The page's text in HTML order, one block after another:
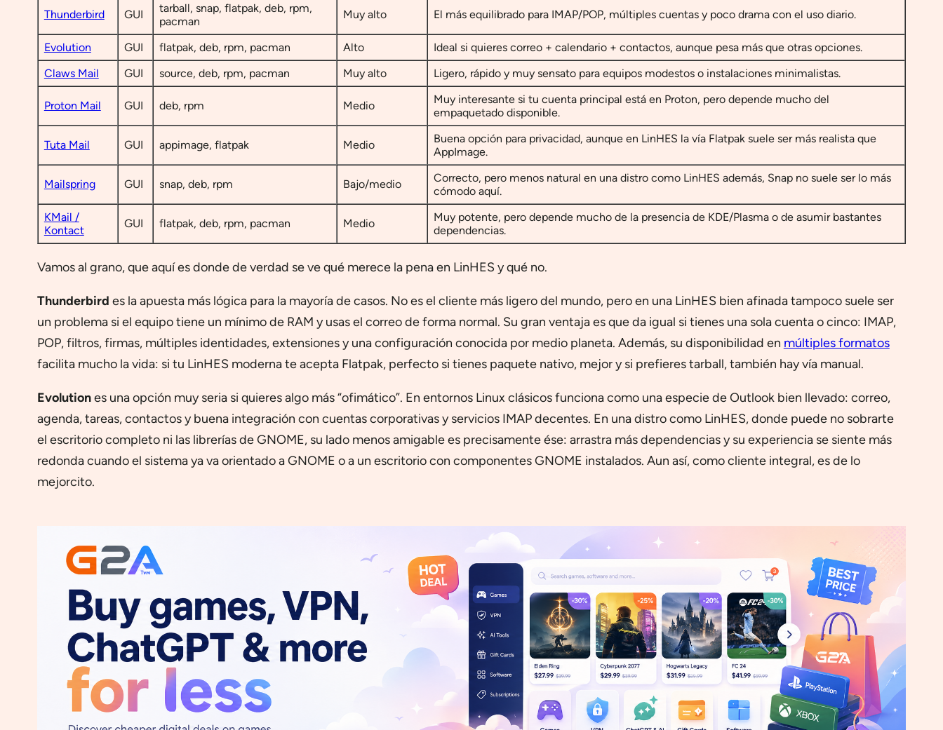
Thunderbird GUI
tarball, snap, flatpak, deb, rpm,
pacman
Muy alto El más equilibrado para IMAP/POP, múltiples cuentas y poco drama con el uso diario.
Evolution GUI flatpak, deb, rpm, pacman Alto
Ideal si quieres correo + calendario + contactos, aunque pesa más que otras opciones.
Claws Mail
GUI source, deb, rpm, pacman Muy alto Ligero, rápido y muy sensato para equipos modestos o instalaciones minimalistas.
Proton Mail GUI deb, rpm Medio
Muy interesante si tu cuenta principal está en Proton, pero depende mucho del
empaquetado disponible.
Tuta Mail GUI appimage, flatpak Medio
Buena opción para privacidad, aunque en LinHES la vía Flatpak suele ser más realista que
AppImage.
Mailspring GUI snap, deb, rpm Bajo/medio
Correcto, pero menos natural en una distro como LinHES además, Snap no suele ser lo más
cómodo aquí.
KMail /
Kontact
GUI flatpak, deb, rpm, pacman Medio
Muy potente, pero depende mucho de la presencia de KDE/Plasma o de asumir bastantes
dependencias.
Vamos al grano, que aquí es donde de verdad se ve qué merece la pena en LinHES y qué no.
Thunderbird es la apuesta más lógica para la mayoría de casos. No es el cliente más ligero del mundo, pero en una LinHES bien afinada tampoco suele ser
un problema si el equipo tiene un mínimo de RAM y usas el correo de forma normal. Su gran ventaja es que da igual si tienes una sola cuenta o cinco: IMAP,
POP, filtros, firmas, múltiples identidades, extensiones y una configuración conocida por medio planeta. Además, su disponibilidad en múltiples formatos
facilita mucho la vida: si tu LinHES moderna te acepta Flatpak, perfecto si tienes paquete nativo, mejor y si prefieres tarball, también hay vía manual.
Evolutiones una opción muy seria si quieres algo más “ofimático”. En entornos Linux clásicos funciona como una especie de Outlook bien llevado: correo,
agenda, tareas, contactos y buena integración con cuentas corporativas y servicios IMAP decentes. En una distro como LinHES, donde puede no sobrarte
el escritorio completo ni las librerías de GNOME, su lado menos amigable es precisamente ése: arrastra más dependencias y su experiencia se siente más
redonda cuando el sistema ya va orientado a GNOME o a un escritorio con componentes GNOME instalados. Aun así, como cliente integral, es de lo
mejorcito.